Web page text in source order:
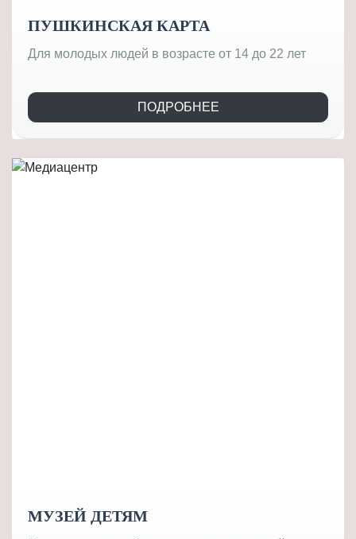
ПУШКИНСКАЯ КАРТА
Для молодых людей в возрасте от 14 до 22 лет
ПОДРОБНЕЕ
МУЗЕЙ ДЕТЯМ